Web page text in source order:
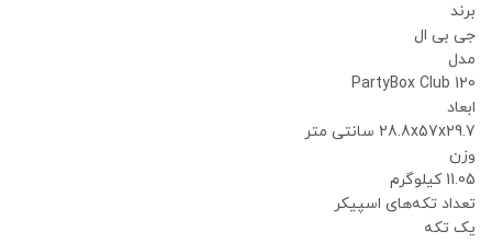
برند
جی بی ال
مدل
PartyBox Club 120
ابعاد
28.8x57x29.7 سانتی متر
وزن
11.05 کیلوگرم
تعداد تکه‌های اسپیکر
یک تکه